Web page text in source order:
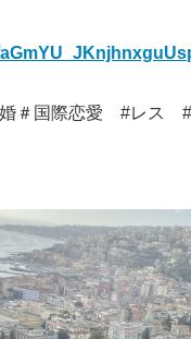
婚＃国際恋愛 #レ